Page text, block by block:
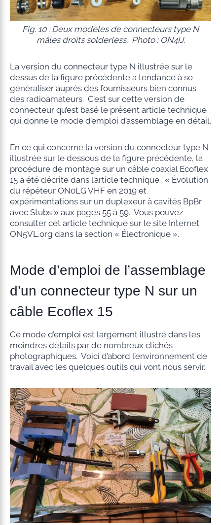
Fig. 10 : Deux modèles de connecteurs type N
mâles droitssolderless. Photo : ON4IJ.
La version du connecteur type N illustrée sur le
dessus de la figure précédente a tendance à se
généraliser auprès des fournisseurs bien connus
des radioamateurs. C’est sur cette version de
connecteur qu’est basé le présent article technique
qui donne le mode d’emploi d’assemblage en détail.
En ce qui concerne la version du connecteur type N
illustrée sur le dessous de la figure précédente, la
procédure de montage sur un câble coaxial Ecoflex
15 a été décrite dans l’article technique : « Évolution
du répéteur ON0LG VHF en 2019 et
expérimentations sur un duplexeur à cavités BpBr
avec Stubs » aux pages 55 à 59. Vous pouvez
consulter cet article technique sur le site Internet
ON5VL.org dans la section « Électronique ».
Mode d’emploi de l’assemblage
d’un connecteur type N sur un
câble Ecoflex 15
Ce mode d’emploi est largement illustré dans les
moindres détails par de nombreux clichés
photographiques. Voici d’abord l’environnement de
travail avec les quelques outils qui vont nous servir.